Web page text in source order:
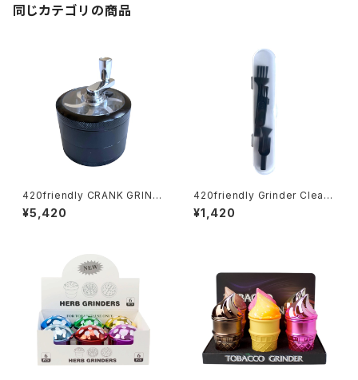
同じカテゴリの商品
420friendly CRANK GRIND
ER PRO｜クランクハンドル式
プレミアムハーブグラインダー
¥5,420
420friendly Grinder Cleani
ng Kit 4点セット グラインダー
クリーニングキット
¥1,420